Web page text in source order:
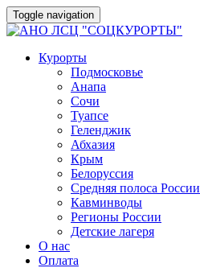
Toggle navigation
Курорты
Подмосковье
Анапа
Сочи
Туапсе
Геленджик
Абхазия
Крым
Белоруссия
Средняя полоса России
Кавминводы
Регионы России
Детские лагеря
О нас
Оплата